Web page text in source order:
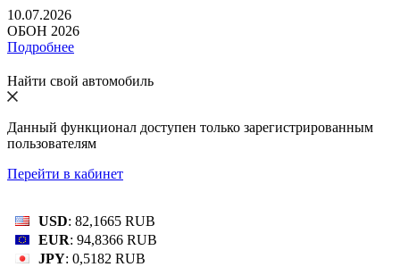
10.07.2026
ОБОН 2026
Подробнее
Найти свой автомобиль
Данный функционал доступен только зарегистрированным
пользователям
Перейти в кабинет
USD: 82,1665 RUB
EUR: 94,8366 RUB
JPY: 0,5182 RUB